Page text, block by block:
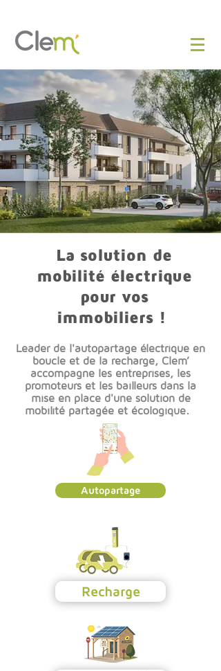
La solution de
mobilité électrique
pour vos
immobiliers !
Leader de l'autopartage électrique en
boucle et de la recharge, Clem’
accompagne les entreprises, les
promoteurs et les bailleurs dans la
mise en place d'une solution de
mobilité partagée et écologique.
Autopartage
Recharge